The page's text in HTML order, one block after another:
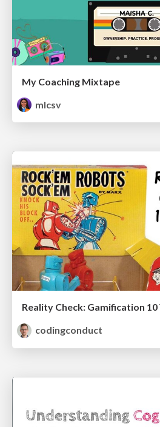
My Coaching Mixtape
mlcsv
Reality Check: Gamification
codingconduct